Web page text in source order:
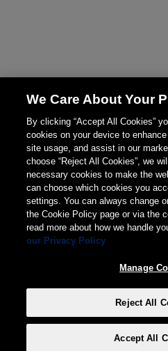
We Care About Your
By clicking “Accept All Cookies”
cookies on your device to
site usage, and assist in our
choose “Reject All Cookies”, we
necessary cookies to make the
can choose which cookies you
settings. You can always change
the Cookie Policy page or via the
read more about how we handle
our Privacy Policy
Manage
Reject All
Accept All